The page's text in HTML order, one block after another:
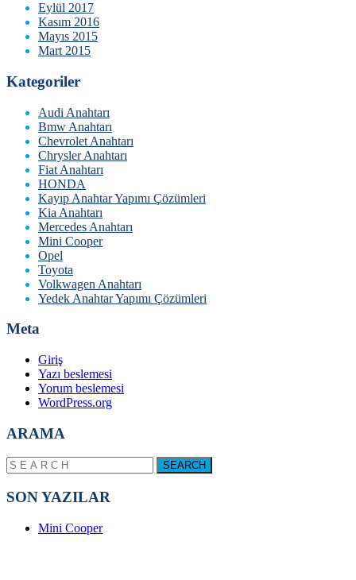
Eylül 2017
Kasım 2016
Mayıs 2015
Mart 2015
Kategoriler
Audi Anahtarı
Bmw Anahtarı
Chevrolet Anahtarı
Chrysler Anahtarı
Fiat Anahtarı
HONDA
Kayıp Anahtar Yapımı Çözümleri
Kia Anahtarı
Mercedes Anahtarı
Mini Cooper
Opel
Toyota
Volkwagen Anahtarı
Yedek Anahtar Yapımı Çözümleri
Meta
Giriş
Yazı beslemesi
Yorum beslemesi
WordPress.org
ARAMA
SON YAZILAR
Mini Cooper